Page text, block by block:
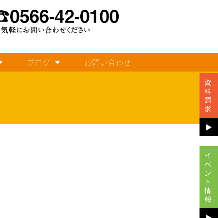
ブログ お問い合わせ
資
料
請
求
▶︎
イ
ベ
ン
ト
情
報